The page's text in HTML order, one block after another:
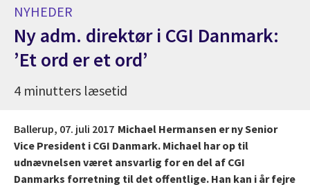
NYHEDER
Ny adm. direktør i CGI Danmark:
’Et ord er et ord’
4 minutters læsetid
Ballerup, 07. juli 2017 Michael Hermansen er ny Senior
Vice President i CGI Danmark. Michael har op til
udnævnelsen været ansvarlig for en del af CGI
Danmarks forretning til det offentlige. Han kan i år fejre